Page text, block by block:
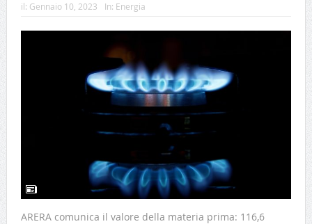
il: Gennaio 10, 2023 In: Energia
ARERA comunica il valore della materia prima: 116,6